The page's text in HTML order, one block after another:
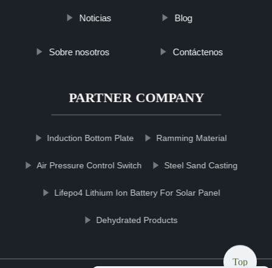
Noticias Blog
Sobre nosotros Contáctenos
PARTNER COMPANY
Induction Bottom Plate Ramming Material
Air Pressure Control Switch Steel Sand Casting
Lifepo4 Lithium Ion Battery For Solar Panel
Dehydrated Products
Top